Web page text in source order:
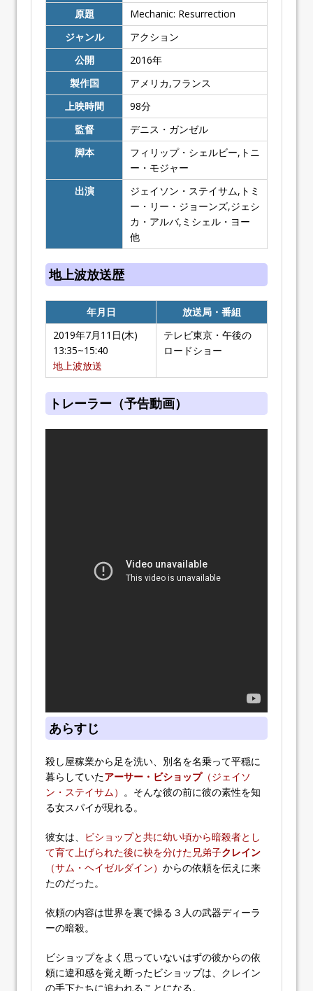
原題
Mechanic: Resurrection
ジャンル
アクション
公開
2016年
製作国
アメリカ,フランス
上映時間
98分
監督
デニス・ガンゼル
脚本
フィリップ・シェルビー,トニ
ー・モジャー
出演
ジェイソン・ステイサム,トミ
ー・リー・ジョーンズ,ジェシ
カ・アルバ,ミシェル・ヨー
他
地上波放送歴
年月日
放送局・番組
2019年7月11日(木)
13:35~15:40
地上波放送
テレビ東京・午後の
ロードショー
トレーラー（予告動画）
あらすじ
殺し屋稼業から足を洗い、別名を名乗って平穏に
暮らしていたアーサー・ビショップ（ジェイソ
ン・ステイサム） 。そんな彼の前に彼の素性を知
る女スパイが現れる。
彼女は、
ビショップと共に幼い頃から暗殺者とし
て育て上げられた後に袂を分けた兄弟子クレイン
（サム・ヘイゼルダイン） からの依頼を伝えに来
たのだった。
依頼の内容は世界を裏で操る３人の武器ディーラ
ーの暗殺。
ビショップをよく思っていないはずの彼からの依
頼に違和感を覚え断ったビショップは、クレイン
の手下たちに追われることになる。